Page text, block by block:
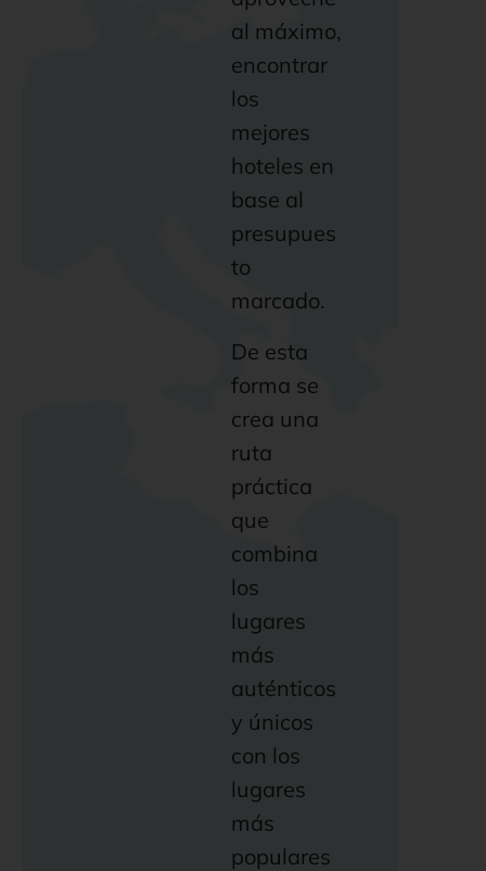
al máximo,
encontrar
los
mejores
hoteles en
base al
presupues
to
marcado.
De esta
forma se
crea una
ruta
práctica
que
combina
los
lugares
más
auténticos
y únicos
con los
lugares
más
populares